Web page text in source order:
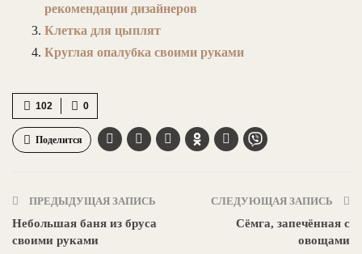
рекомендации дизайнеров
Клетка для цыплят
Круглая опалубка своими руками
0
102
Поделится
ПРЕДЫДУЩАЯ ЗАПИСЬ
Небольшая баня из бруса
своими руками
СЛЕДУЮЩАЯ ЗАПИСЬ
Сёмга, запечённая с
овощами